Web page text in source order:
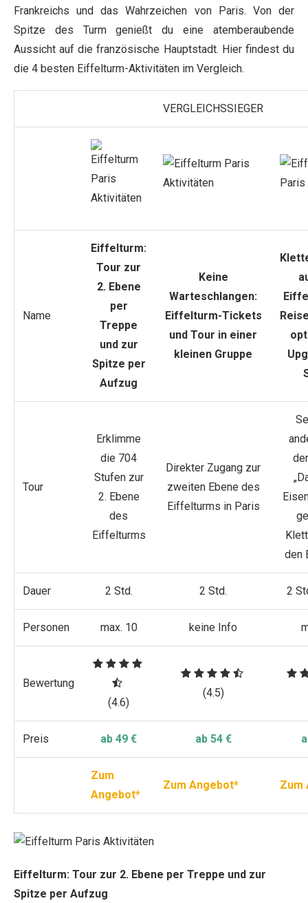
Frankreichs und das Wahrzeichen von Paris. Von der
Spitze des Turm genießt du eine atemberaubende
Aussicht auf die französische Hauptstadt. Hier findest du
die 4 besten Eiffelturm-Aktivitäten im Vergleich.
VERGLEICHSSIEGER
Name
Eiffelturm:
Tour zur
2. Ebene
per
Treppe
und zur
Spitze per
Aufzug
Keine
Warteschlangen:
Eiffelturm-Tickets
und Tour in einer
kleinen Gruppe
Tour
Erklimme
die 704
Stufen zur
2. Ebene
des
Eiffelturms
Direkter Zugang zur
zweiten Ebene des
Eiffelturms in Paris
den
Dauer 2 Std. 2 Std. 2
Personen max. 10 keine Info
Bewertung
(4.6)
(4.5)
Preis ab 49 € ab 54 €
Zum
Angebot*
Zum Angebot* Zum
Eiffelturm: Tour zur 2. Ebene per Treppe und zur
Spitze per Aufzug